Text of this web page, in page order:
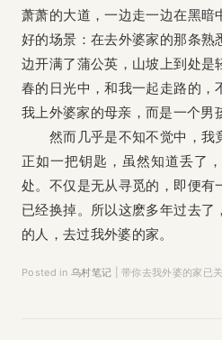
萧萧的大道，一边走一边在黑暗
好的场景：在去外婆家的那条熟
边开满了蒲公英，山坡上到处是
春的日光中，和我一起走路的，
我上外婆家的母亲，而是一个男
然而几乎是不知不觉中，我竟
正如一把钥匙，虽然知道丢了
处。不仅是无从寻觅的，即便有
已经换掉。所以这麽多年过去了
的人，去过我外婆的家。
Posted in 乌村笔记 |带你去我外婆的家 已